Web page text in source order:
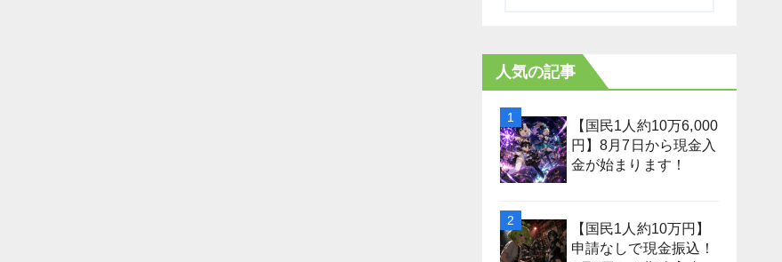
人気の記事
【国民1人約10万6,000
円】8月7日から現金入
金が始まります！
【国民1人約10万円】
申請なしで現金振込！